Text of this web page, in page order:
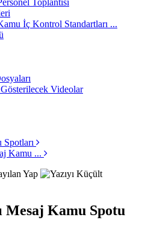
Toplantısı
İç Kontrol Standartları ...
Videolar
Kamu ...
Mesaj Kamu Spotu